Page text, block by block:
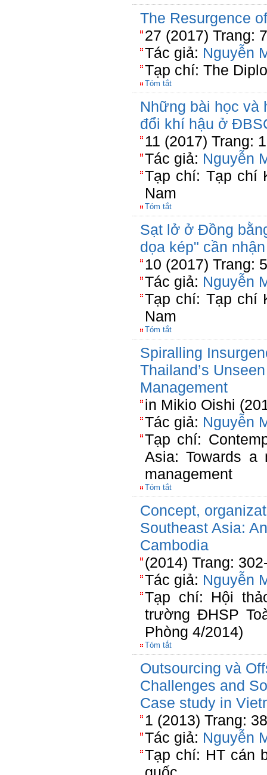
The Resurgence
27 (2017) Trang:
Tác giả: Nguyễn
Tạp chí: The
Tóm tắt
Những bài học và
đổi khí hậu ở
11 (2017) Trang:
Tác giả: Nguyễn
Tạp chí: Tạp chí
Nam
Tóm tắt
Sạt lở ở Đồng
dọa kép" cần
10 (2017) Trang:
Tác giả: Nguyễn
Tạp chí: Tạp chí
Nam
Tóm tắt
Spiralling
Thailand’s
Management
in Mikio Oishi
Tác giả: Nguyễn
Tạp chí:
Asia: Towards a
management
Tóm tắt
Concept,
Southeast Asia:
Cambodia
(2014) Trang:
Tác giả: Nguyễn
Tạp chí: Hội
trường ĐHSP
Phòng 4/2014)
Tóm tắt
Outsourcing và
Challenges and
Case study in
1 (2013) Trang:
Tác giả: Nguyễn
Tạp chí: HT cán